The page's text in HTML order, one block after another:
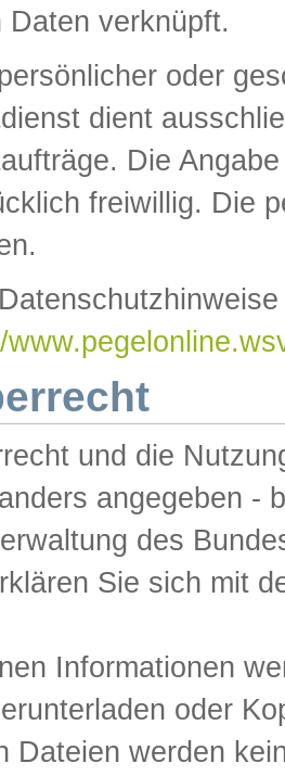
Daten verknüpft.
oder
dient
Die
freiwillig. Die
und die
angegeben -
des
Sie sich mit
Informationen
oder
Dateien werden